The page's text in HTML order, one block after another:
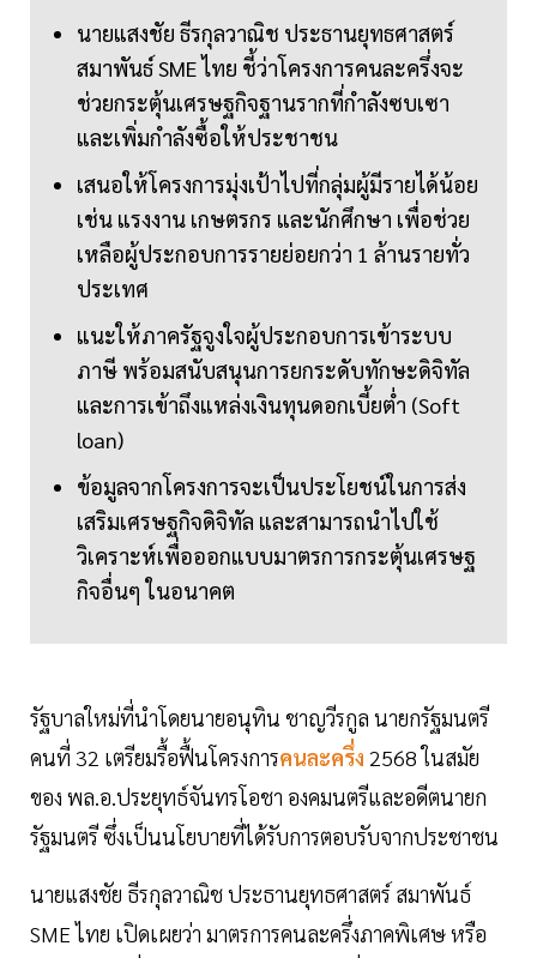
นายแสงชัย ธีรกุลวาณิช ประธานยุทธศาสตร์
สมาพันธ์ SME ไทย ชี้ว่าโครงการคนละครึ่งจะ
ช่วยกระตุ้นเศรษฐกิจฐานรากที่กำลังซบเซา
และเพิ่มกำลังซื้อให้ประชาชน
เสนอให้โครงการมุ่งเป้าไปที่กลุ่มผู้มีรายได้น้อย
เช่น แรงงาน เกษตรกร และนักศึกษา เพื่อช่วย
เหลือผู้ประกอบการรายย่อยกว่า 1 ล้านรายทั่ว
ประเทศ
แนะให้ภาครัฐจูงใจผู้ประกอบการเข้าระบบ
ภาษี พร้อมสนับสนุนการยกระดับทักษะดิจิทัล
และการเข้าถึงแหล่งเงินทุนดอกเบี้ยต่ำ (Soft
loan)
ข้อมูลจากโครงการจะเป็นประโยชน์ในการส่ง
เสริมเศรษฐกิจดิจิทัล และสามารถนำไปใช้
วิเคราะห์เพื่อออกแบบมาตรการกระตุ้นเศรษฐ
กิจอื่นๆ ในอนาคต
รัฐบาลใหม่ที่นำโดยนายอนุทิน ชาญวีรกูล นายกรัฐมนตรี
คนที่ 32 เตรียมรื้อฟื้นโครงการคนละครึ่ง 2568 ในสมัย
ของ พล.อ.ประยุทธ์จันทรโอชา องคมนตรีและอดีตนายก
รัฐมนตรี ซึ่งเป็นนโยบายที่ได้รับการตอบรับจากประชาชน
นายแสงชัย ธีรกุลวาณิช ประธานยุทธศาสตร์ สมาพันธ์
SME ไทย เปิดเผยว่า มาตรการคนละครึ่งภาคพิเศษ หรือ